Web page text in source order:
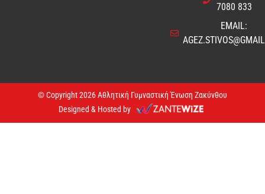
7080 833
EMAIL:
© Copyright 2026 Αθλητική Γυμναστική Ένωση Ζακύνθου
Designed & Hosted by